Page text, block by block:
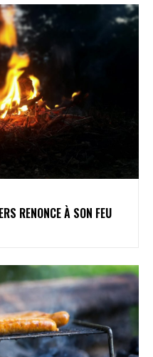
RENONCE À SON FEU